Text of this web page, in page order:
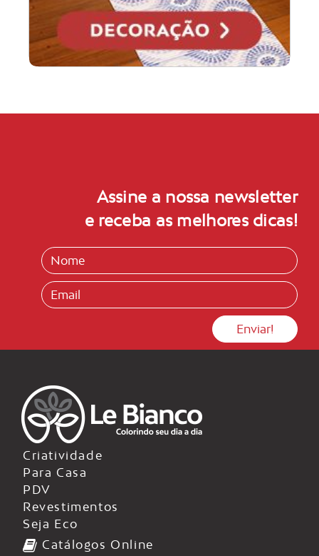
Assine a nossa newsletter
e receba as melhores dicas!
Criatividade
Para Casa
PDV
Revestimentos
Seja Eco
Catálogos Online